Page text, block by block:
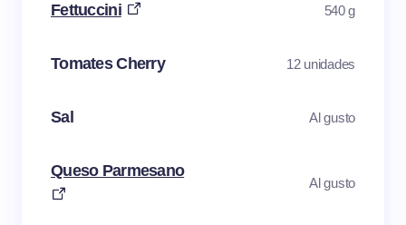
Fettuccini 540 g
Tomates Cherry 12 unidades
Sal Al gusto
Queso Parmesano
Al gusto